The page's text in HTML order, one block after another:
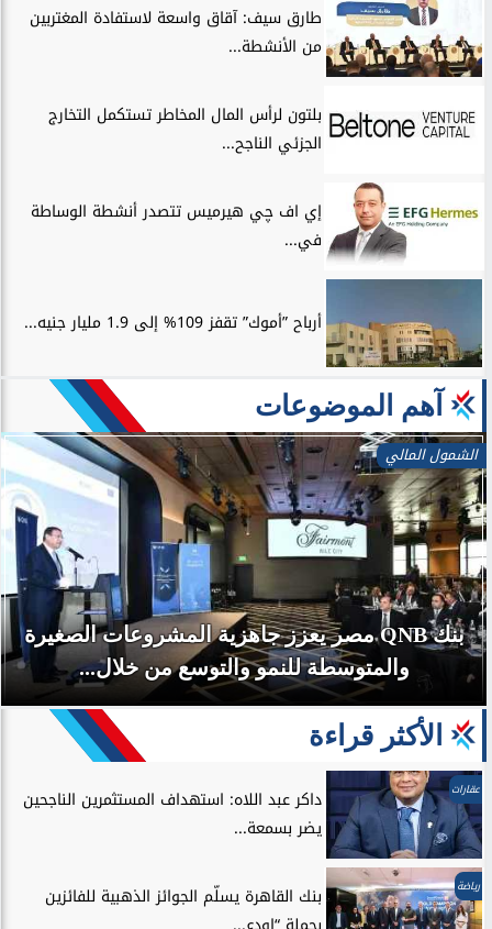
طارق سيف: آقاق واسعة لاستفادة المغتربين
من الأنشطة...
بلتون لرأس المال المخاطر تستكمل التخارج
الجزئي الناجح...
إي اف چي هيرميس تتصدر أنشطة الوساطة
في...
أرباح ”أموك” تقفز 109% إلى 1.9 مليار جنيه...
آهم الموضوعات
الشمول المالي
بنك QNB مصر يعزز جاهزية المشروعات الصغيرة
والمتوسطة للنمو والتوسع من خلال...
الأكثر قراءة
عقارات
داكر عبد اللاه: استهداف المستثمرين الناجحين
يضر بسمعة...
رياضة
بنك القاهرة يسلّم الجوائز الذهبية للفائزين